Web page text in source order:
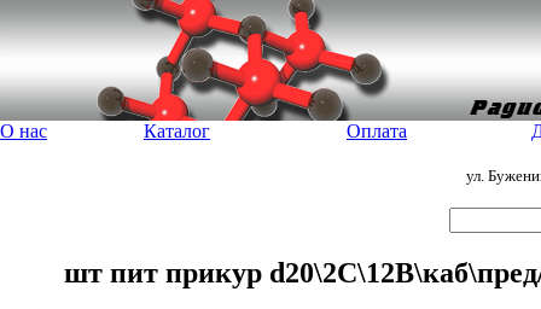
О нас Каталог Оплата
ул.
шт пит прикур